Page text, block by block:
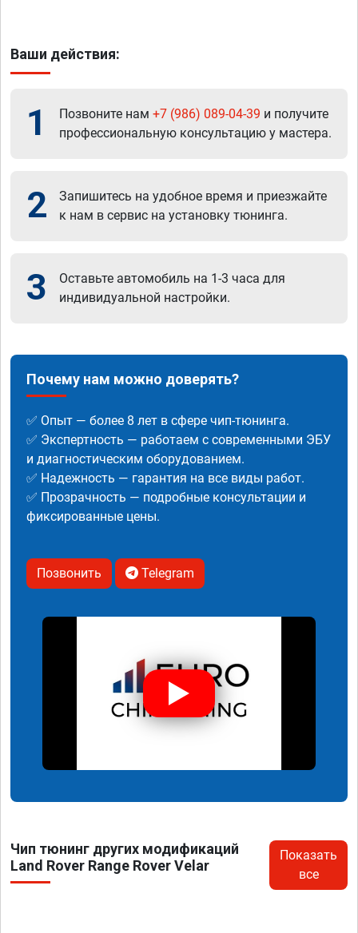
Ваши действия:
1 Позвоните нам +7 (986) 089-04-39 и получите
профессиональную консультацию у мастера.
2
Запишитесь на удобное время и приезжайте
к нам в сервис на установку тюнинга.
3
Оставьте автомобиль на 1-3 часа для
индивидуальной настройки.
Почему нам можно доверять?
✅ Опыт — более 8 лет в сфере чип-тюнинга.
✅ Экспертность — работаем с современными ЭБУ
и диагностическим оборудованием.
✅ Надежность — гарантия на все виды работ.
✅ Прозрачность — подробные консультации и
фиксированные цены.
Позвонить Telegram
Чип тюнинг других модификаций
Land Rover Range Rover Velar
Показать
все